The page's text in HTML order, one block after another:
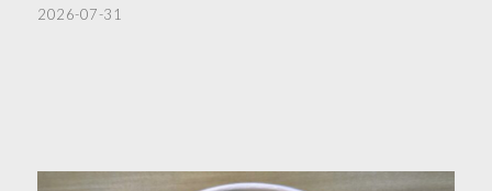
2026-07-31